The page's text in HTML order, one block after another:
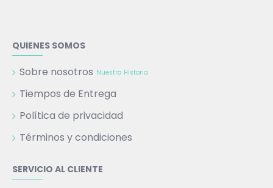
QUIENES SOMOS
Sobre nosotros Nuestra Historia
Tiempos de Entrega
Política de privacidad
Términos y condiciones
SERVICIO AL CLIENTE